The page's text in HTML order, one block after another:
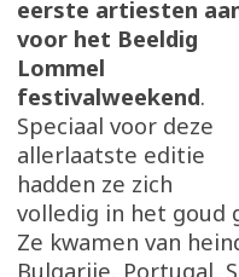
eerste artiesten
voor het Beeldig
Lommel
festivalweekend.
Speciaal voor deze
allerlaatste editie
hadden ze zich
volledig in het goud
Ze kwamen van
Bulgarije, Portugal,